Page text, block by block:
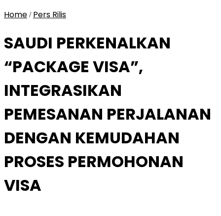
Home / Pers Rilis
SAUDI PERKENALKAN
“PACKAGE VISA”,
INTEGRASIKAN
PEMESANAN PERJALANAN
DENGAN KEMUDAHAN
PROSES PERMOHONAN
VISA